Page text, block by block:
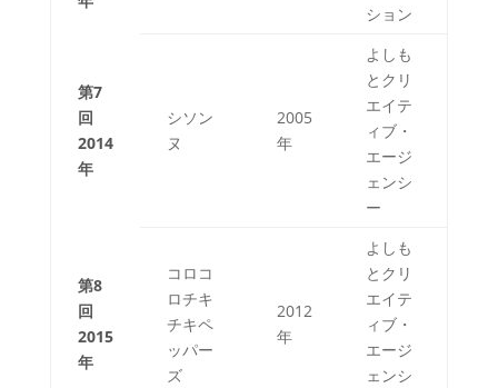
ション
第7
回
2014
年
シソン
ヌ
2005
年
よしも
とクリ
エイテ
ィブ・
エージ
ェンシ
ー
第8
回
2015
年
コロコ
ロチキ
チキペ
ッパー
ズ
2012
年
よしも
とクリ
エイテ
ィブ・
エージ
ェンシ